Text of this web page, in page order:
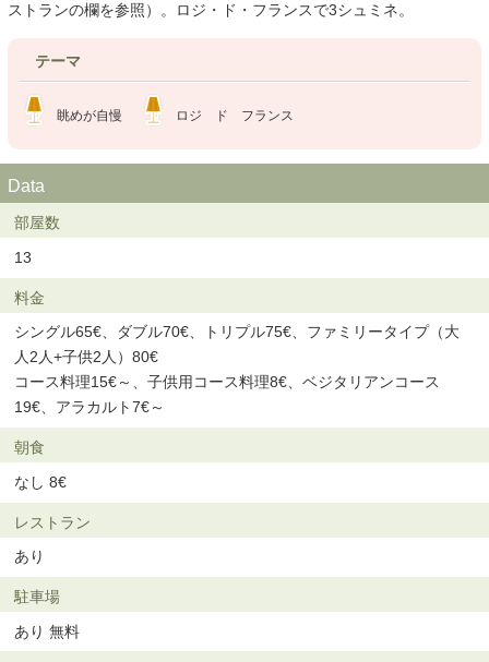
ストランの欄を参照）。ロジ・ド・フランスで3シュミネ。
テーマ
眺めが自慢 ロジ ド フランス
Data
部屋数
13
料金
シングル65€、ダブル70€、トリプル75€、ファミリータイプ（大
人2人+子供2人）80€
コース料理15€～、子供用コース料理8€、ベジタリアンコース
19€、アラカルト7€～
朝食
なし 8€
レストラン
あり
駐車場
あり 無料